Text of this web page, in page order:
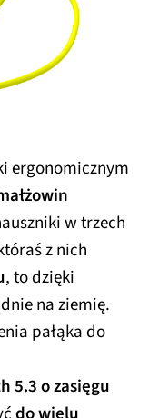
ergonomicznym
w trzech
z nich
, to dzięki
na ziemię.
pałąka do
5.3 o zasięgu